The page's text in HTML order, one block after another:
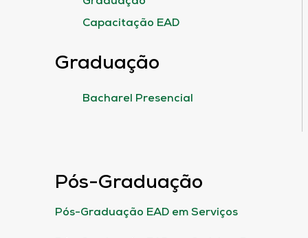
Capacitação EAD
Graduação
Bacharel Presencial
Pós-Graduação
Pós-Graduação EAD em Serviços